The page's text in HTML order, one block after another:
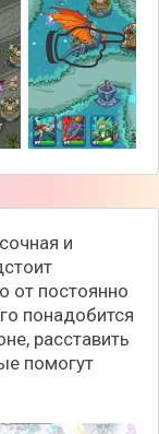
👉
и
от постоянно
понадобится
расставить
помогут